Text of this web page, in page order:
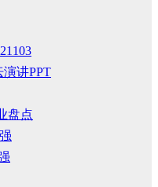
讲PPT
盘点